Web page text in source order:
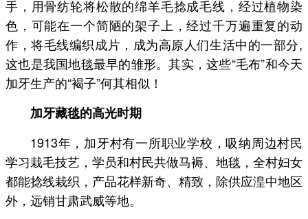
手，用骨纺轮将松散的绵羊毛捻成毛线，经过植物染
色，可能在一个简陋的架子上，经过千万遍重复的动
作，将毛线编织成片，成为高原人们生活中的一部分,
这也是我国地毯最早的雏形。其实，这些“毛布”和今天
加牙生产的“褐子”何其相似！
加牙藏毯的高光时期
1913年，加牙村有一所职业学校，吸纳周边村民
学习栽毛技艺，学员和村民共做马褥、地毯，全村妇女
都能捻线栽织，产品花样新奇、精致，除供应湟中地区
外，远销甘肃武威等地。